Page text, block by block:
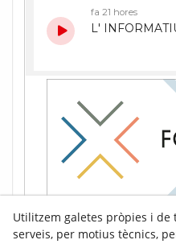
Utilitzem galetes pròpies i
serveis, per motius tècnics,